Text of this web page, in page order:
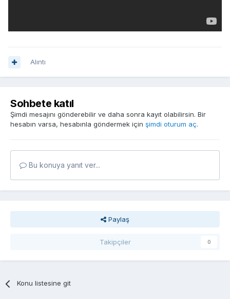
Alıntı
Sohbete katıl
Şimdi mesajını gönderebilir ve daha sonra kayıt olabilirsin. Bir
hesabın varsa, hesabınla göndermek için şimdi oturum aç.
Bu konuya yanıt ver...
Paylaş
Takipçiler 0
Konu listesine git